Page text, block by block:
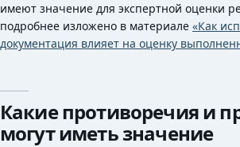
имеют значение для экспертной оценки
подробнее изложено в материале «Как
документация влияет на оценку
Какие противоречия и
могут иметь значение